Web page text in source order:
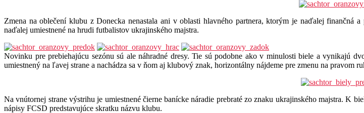
Zmena na oblečení klubu z Donecka nenastala ani v oblasti hlavného partnera, ktorým je naďalej
naďalej umiestnené na hrudi futbalistov ukrajinského majstra.
Novinku pre prebiehajúcu sezónu sú ale náhradné dresy. Tie sú podobne ako v minulosti biele a vynikajú
umiestnený na ľavej strane a nachádza sa v ňom aj klubový znak, horizontálny nájdeme pre zmenu na pravom
Na vnútornej strane výstrihu je umiestnené čierne banícke náradie prebraté zo znaku ukrajinského majstra. K
nápisy FCSD predstavujúce skratku názvu klubu.